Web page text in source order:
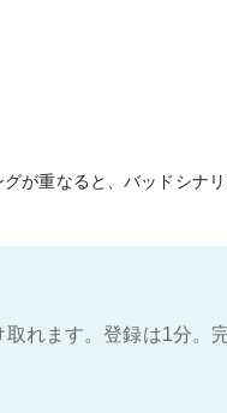
が重なると、バッドシナ
れます。登録は1分。